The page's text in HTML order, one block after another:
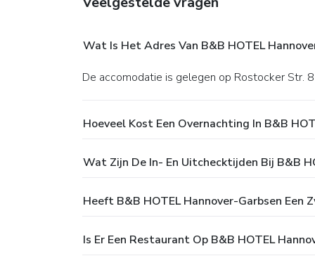
Wat Is Het Adres Van B&B HOTEL
De accomodatie is gelegen op Rostocker Str.
Hoeveel Kost Een Overnachting In B&B
Wat Zijn De In- En Uitchecktijden Bij B&B
Heeft B&B HOTEL Hannover-Garbsen Een
Is Er Een Restaurant Op B&B HOTEL